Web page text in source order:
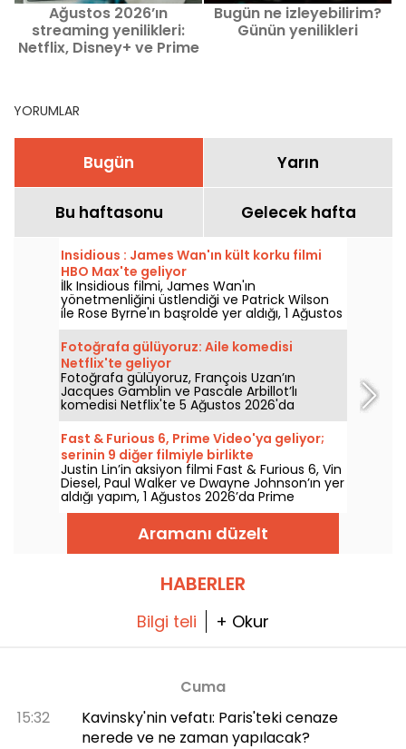
Ağustos 2026’ın
streaming yenilikleri:
Netflix, Disney+ ve Prime
Bugün ne izleyebilirim?
Günün yenilikleri
YORUMLAR
Bugün Yarın
Bu haftasonu Gelecek hafta
Insidious : James Wan'ın kült korku filmi
HBO Max'te geliyor
İlk Insidious filmi, James Wan'ın
yönetmenliğini üstlendiği ve Patrick Wilson
ile Rose Byrne'ın başrolde yer aldığı, 1 Ağustos
2026'da HBO Max'e katılıyor.
Fotoğrafa gülüyoruz: Aile komedisi
Netflix'te geliyor
Fotoğrafa gülüyoruz, François Uzan’ın
Jacques Gamblin ve Pascale Arbillot’lı
komedisi Netflix'te 5 Ağustos 2026'da
izleyiciyle buluşuyor.
Fast & Furious 6, Prime Video'ya geliyor;
serinin 9 diğer filmiyle birlikte
Justin Lin’in aksiyon filmi Fast & Furious 6, Vin
Diesel, Paul Walker ve Dwayne Johnson’ın yer
aldığı yapım, 1 Ağustos 2026’da Prime
Video’da izleyicilerle buluşuyor; serinin birçok
bölümünü de beraberinde getiriyor.
Aramanı düzelt
HABERLER
Bilgi teli + Okur
Cuma
15:32
Kavinsky'nin vefatı: Paris'teki cenaze
nerede ve ne zaman yapılacak?